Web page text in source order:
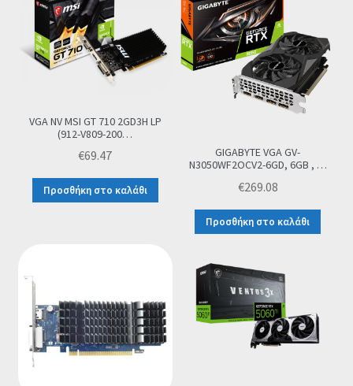
Οι Συνεργασίες μας
Καλάθι
Σύνδεση
VGA NV MSI GT 710 2GD3H LP
(912-V809-200…
€69.47
Προσθήκη στο καλάθι
GIGABYTE VGA GV-
N3050WF2OCV2-6GD, 6GB , …
€269.08
Προσθήκη στο καλάθι